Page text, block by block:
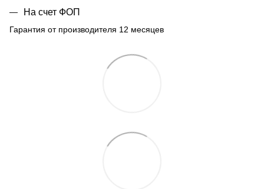
На счет ФОП
Гарантия от производителя 12 месяцев